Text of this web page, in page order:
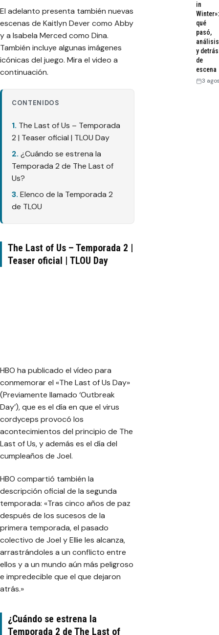
El adelanto presenta también nuevas
escenas de Kaitlyn Dever como Abby
y a Isabela Merced como Dina.
También incluye algunas imágenes
icónicas del juego. Mira el video a
continuación.
CONTENIDOS
The Last of Us – Temporada
2 | Teaser oficial | TLOU Day
¿Cuándo se estrena la
Temporada 2 de The Last of
Us?
Elenco de la Temporada 2
de TLOU
The Last of Us – Temporada 2 |
Teaser oficial | TLOU Day
HBO ha publicado el vídeo para
conmemorar el «The Last of Us Day»
(Previamente llamado ‘Outbreak
Day’), que es el día en que el virus
cordyceps provocó los
acontecimientos del principio de The
Last of Us, y además es el día del
cumpleaños de Joel.
HBO compartió también la
descripción oficial de la segunda
temporada: «Tras cinco años de paz
después de los sucesos de la
primera temporada, el pasado
colectivo de Joel y Ellie les alcanza,
arrastrándoles a un conflicto entre
ellos y a un mundo aún más peligroso
e impredecible que el que dejaron
atrás.»
¿Cuándo se estrena la
Temporada 2 de The Last of
in
Winter»:
qué
pasó,
análisis
y detrás
de
escena
3